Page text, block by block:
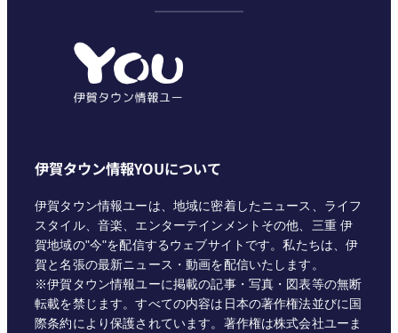
伊賀タウン情報YOUについて
伊賀タウン情報ユーは、地域に密着したニュース、ライフ
スタイル、音楽、エンターテインメントその他、三重 伊
賀地域の"今"を配信するウェブサイトです。私たちは、伊
賀と名張の最新ニュース・動画を配信いたします。
※伊賀タウン情報ユーに掲載の記事・写真・図表等の無断
転載を禁じます。すべての内容は日本の著作権法並びに国
際条約により保護されています。著作権は株式会社ユーま